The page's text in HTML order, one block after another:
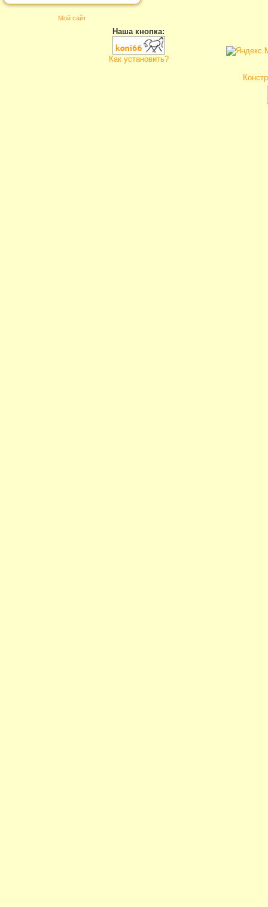
Мой сайт
Наша кнопка:
Как установить?